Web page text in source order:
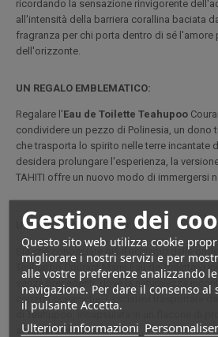
Gestione dei
Questo sito web utilizza cookie
migliorare i nostri servizi e per
alle vostre preferenze analizzando
navigazione. Per dare il consenso
il pulsante Accetta.
Ulteriori informazioni
ricordando la sensazione rinvigorente
all'intensità della barriera corallina baciata
fragranza per chi porta dentro di sé l'amore
dell'orizzonte.
UN REGALO EMBLEMATICO:
Regalare l'Eau de Toilette Teahupoo
condividere un pezzo di Polinesia, un dono
che trasporta lo spirito nelle terre incantate
desidera prolungare l'esperienza, la versione
TAHITI offre un nuovo modo di immergersi
UN INVITO AL VIAGGIO:
Sia che conosciate già il richiamo delle
Teahupoo Courant Marin Eau de Toilette vi
senza precedenti, dove la naturalezza
correnti oceaniche. Lasciatevi trasportare
di Teahupoo, incapsulata in un flacone di
avventurosa che è in voi.